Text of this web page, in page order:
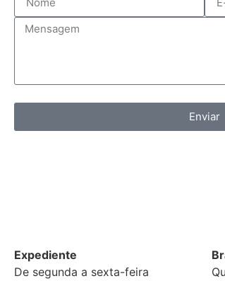
Enviar
Expediente
De segunda a sexta-feira